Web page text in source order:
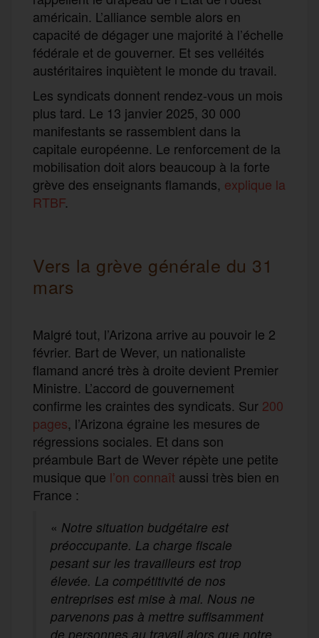
américain. L’alliance semble alors en
capacité de dégager une majorité à l’échelle
fédérale et de gouverner. Et ses velléités
austéritaires inquiètent le monde du travail.
Les syndicats donnent rendez-vous un mois
plus tard. Le 13 janvier 2025, 30 000
manifestants se rassemblent dans la
capitale européenne. Le renforcement de la
mobilisation doit alors beaucoup à la forte
grève des enseignants flamands, explique la
RTBF.
Vers la grève générale du 31
mars
Malgré tout, l’Arizona arrive au pouvoir le 2
février. Bart de Wever, un nationaliste
flamand ancré très à droite devient Premier
Ministre. L’accord de gouvernement
confirme les craintes des syndicats. Sur 200
pages, l’Arizona égraine les mesures de
régressions sociales. Et dans son
préambule Bart de Wever répète une petite
musique que l’on connaît aussi très bien en
France :
« Notre situation budgétaire est
préoccupante. La charge fiscale
pesant sur les travailleurs est trop
élevée. La compétitivité de nos
entreprises est mise à mal. Nous ne
parvenons pas à mettre suffisamment
de personnes au travail alors que notre